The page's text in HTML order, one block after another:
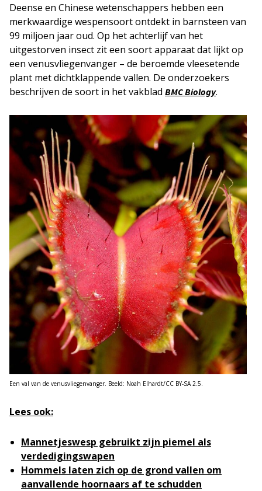
Deense en Chinese wetenschappers hebben een
merkwaardige wespensoort ontdekt in barnsteen van
99 miljoen jaar oud. Op het achterlijf van het
uitgestorven insect zit een soort apparaat dat lijkt op
een venusvliegenvanger – de beroemde vleesetende
plant met dichtklappende vallen. De onderzoekers
beschrijven de soort in het vakblad BMC Biology.
Een val van de venusvliegenvanger. Beeld: Noah Elhardt/CC BY-SA 2.5.
Lees ook:
Mannetjeswesp gebruikt zijn piemel als
verdedigingswapen
Hommels laten zich op de grond vallen om
aanvallende hoornaars af te schudden